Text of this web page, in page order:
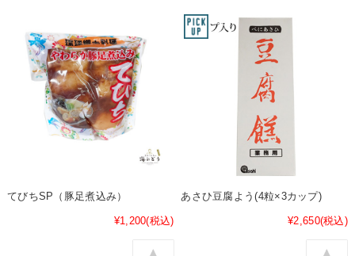
てびちSP（豚足煮込み）
¥1,200(税込)
あさひ豆腐よう(4粒×3カップ)
¥2,650(税込)